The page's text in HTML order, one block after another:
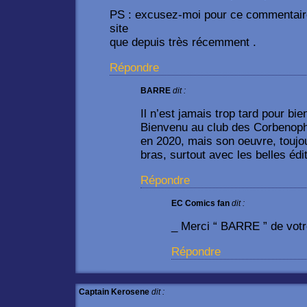
PS : excusez-moi pour ce
site
que depuis très récemment .
Répondre
BARRE dit :
Il n’est jamais trop tard pour
Bienvenu au club des
en 2020, mais son oeuvre,
bras, surtout avec les belles
Répondre
EC Comics fan dit :
_ Merci “ BARRE ” de
Répondre
Captain Kerosene dit :